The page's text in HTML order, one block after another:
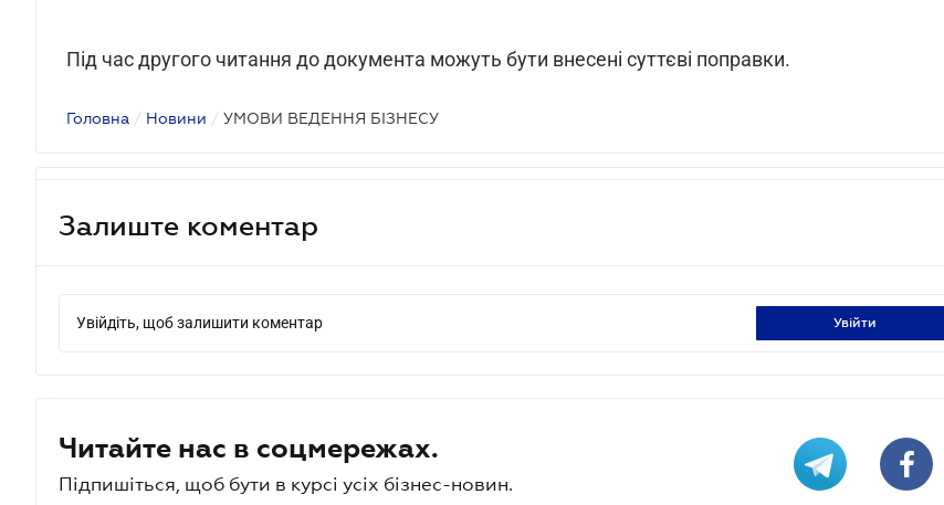
Під час другого читання до документа можуть бути внесені суттєві поправки.
Головна / Новини / УМОВИ ВЕДЕННЯ БІЗНЕСУ
Залиште коментар
Увійдіть, щоб залишити коментар увійти
Читайте нас в соцмережах.
Підпишіться, щоб бути в курсі усіх бізнес-новин.